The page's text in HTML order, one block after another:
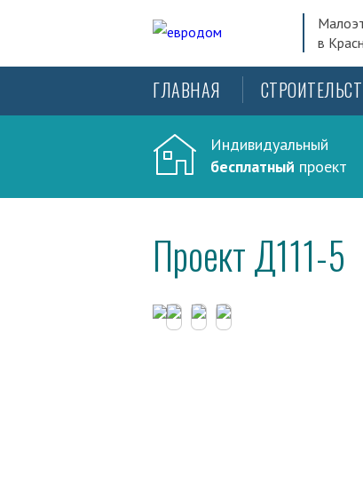
в
ГЛАВНАЯ
Индивидуальный
бесплатный проект
Проект Д111-5